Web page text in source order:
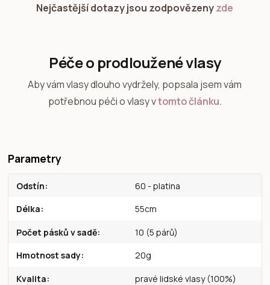
Nejčastější dotazy jsou zodpovězenyzde
Péče o prodloužené vlasy
Aby vám vlasy dlouho vydržely, popsala jsem vám
potřebnou péči o vlasy vtomto článku.
Parametry
Odstín 60 - platina
Délka 55cm
Počet pásků v sadě 10 (5 párů)
Hmotnost sady 20g
Kvalita pravé lidské vlasy (100%)